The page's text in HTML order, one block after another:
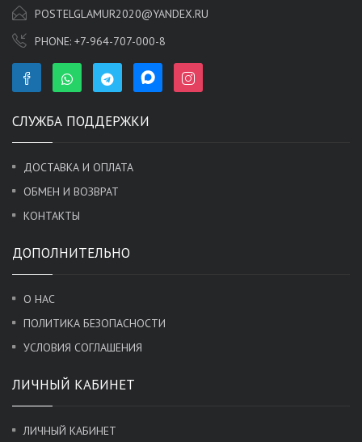
POSTELGLAMUR2020@YANDEX.RU
PHONE: +7-964-707-000-8
СЛУЖБА ПОДДЕРЖКИ
ДОСТАВКА И ОПЛАТА
ОБМЕН И ВОЗВРАТ
КОНТАКТЫ
ДОПОЛНИТЕЛЬНО
О НАС
ПОЛИТИКА БЕЗОПАСНОСТИ
УСЛОВИЯ СОГЛАШЕНИЯ
ЛИЧНЫЙ КАБИНЕТ
ЛИЧНЫЙ КАБИНЕТ